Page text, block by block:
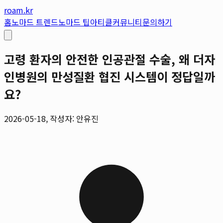
roam.kr
홈노마드 트렌드노마드 팁아티클커뮤니티문의하기
고령 환자의 안전한 인공관절 수술, 왜 더자
인병원의 만성질환 협진 시스템이 정답일까
요?
2026-05-18, 작성자: 안유진